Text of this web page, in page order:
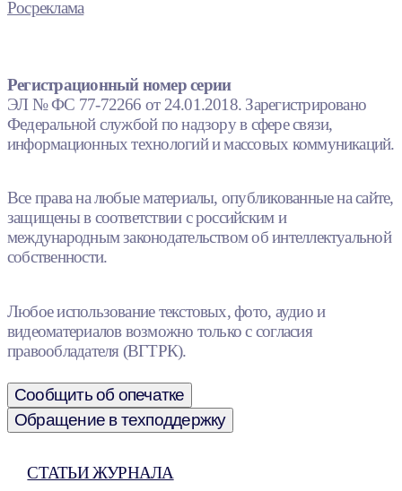
Росреклама
Регистрационный номер серии
ЭЛ № ФС 77-72266 от 24.01.2018. Зарегистрировано
Федеральной службой по надзору в сфере связи,
информационных технологий и массовых коммуникаций.
Все права на любые материалы, опубликованные на сайте,
защищены в соответствии с российским и
международным законодательством об интеллектуальной
собственности.
Любое использование текстовых, фото, аудио и
видеоматериалов возможно только с согласия
правообладателя (ВГТРК).
Сообщить об опечатке
Обращение в техподдержку
СТАТЬИ ЖУРНАЛА